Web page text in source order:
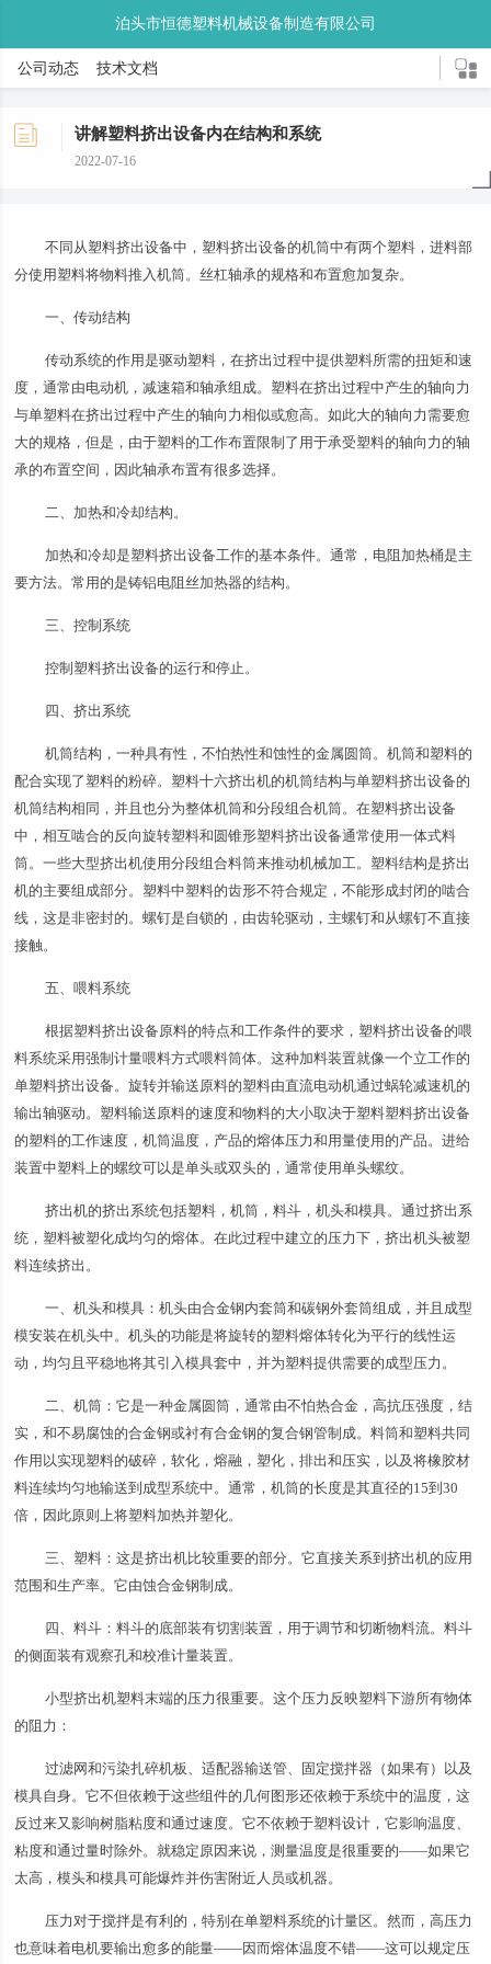
泊头市恒德塑料机械设备制造有限公司
公司动态 技术文档
讲解塑料挤出设备内在结构和系统
2022-07-16
不同从塑料挤出设备中，塑料挤出设备的机筒中有两个塑料，进料部
分使用塑料将物料推入机筒。丝杠轴承的规格和布置愈加复杂。
一、传动结构
传动系统的作用是驱动塑料，在挤出过程中提供塑料所需的扭矩和速
度，通常由电动机，减速箱和轴承组成。塑料在挤出过程中产生的轴向力
与单塑料在挤出过程中产生的轴向力相似或愈高。如此大的轴向力需要愈
大的规格，但是，由于塑料的工作布置限制了用于承受塑料的轴向力的轴
承的布置空间，因此轴承布置有很多选择。
二、加热和冷却结构。
加热和冷却是塑料挤出设备工作的基本条件。通常，电阻加热桶是主
要方法。常用的是铸铝电阻丝加热器的结构。
三、控制系统
控制塑料挤出设备的运行和停止。
四、挤出系统
机筒结构，一种具有性，不怕热性和蚀性的金属圆筒。机筒和塑料的
配合实现了塑料的粉碎。塑料十六挤出机的机筒结构与单塑料挤出设备的
机筒结构相同，并且也分为整体机筒和分段组合机筒。在塑料挤出设备
中，相互啮合的反向旋转塑料和圆锥形塑料挤出设备通常使用一体式料
筒。一些大型挤出机使用分段组合料筒来推动机械加工。塑料结构是挤出
机的主要组成部分。塑料中塑料的齿形不符合规定，不能形成封闭的啮合
线，这是非密封的。螺钉是自锁的，由齿轮驱动，主螺钉和从螺钉不直接
接触。
五、喂料系统
根据塑料挤出设备原料的特点和工作条件的要求，塑料挤出设备的喂
料系统采用强制计量喂料方式喂料筒体。这种加料装置就像一个立工作的
单塑料挤出设备。旋转并输送原料的塑料由直流电动机通过蜗轮减速机的
输出轴驱动。塑料输送原料的速度和物料的大小取决于塑料塑料挤出设备
的塑料的工作速度，机筒温度，产品的熔体压力和用量使用的产品。进给
装置中塑料上的螺纹可以是单头或双头的，通常使用单头螺纹。
挤出机的挤出系统包括塑料，机筒，料斗，机头和模具。通过挤出系
统，塑料被塑化成均匀的熔体。在此过程中建立的压力下，挤出机头被塑
料连续挤出。
一、机头和模具：机头由合金钢内套筒和碳钢外套筒组成，并且成型
模安装在机头中。机头的功能是将旋转的塑料熔体转化为平行的线性运
动，均匀且平稳地将其引入模具套中，并为塑料提供需要的成型压力。
二、机筒：它是一种金属圆筒，通常由不怕热合金，高抗压强度，结
实，和不易腐蚀的合金钢或衬有合金钢的复合钢管制成。料筒和塑料共同
作用以实现塑料的破碎，软化，熔融，塑化，排出和压实，以及将橡胶材
料连续均匀地输送到成型系统中。通常，机筒的长度是其直径的15到30
倍，因此原则上将塑料加热并塑化。
三、塑料：这是挤出机比较重要的部分。它直接关系到挤出机的应用
范围和生产率。它由蚀合金钢制成。
四、料斗：料斗的底部装有切割装置，用于调节和切断物料流。料斗
的侧面装有观察孔和校准计量装置。
小型挤出机塑料末端的压力很重要。这个压力反映塑料下游所有物体
的阻力：
过滤网和污染扎碎机板、适配器输送管、固定搅拌器（如果有）以及
模具自身。它不但依赖于这些组件的几何图形还依赖于系统中的温度，这
反过来又影响树脂粘度和通过速度。它不依赖于塑料设计，它影响温度、
粘度和通过量时除外。就稳定原因来说，测量温度是很重要的——如果它
太高，模头和模具可能爆炸并伤害附近人员或机器。
压力对于搅拌是有利的，特别在单塑料系统的计量区。然而，高压力
也意味着电机要输出愈多的能量——因而熔体温度不错——这可以规定压